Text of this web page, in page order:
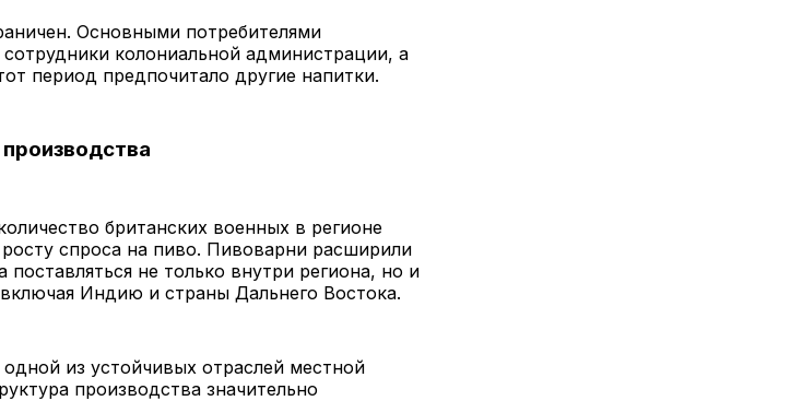
Основными потребителями
колониальной администрации, а
период предпочитало другие напитки.
британских военных в регионе
спроса на пиво. Пивоварни расширили
не только внутри региона, но и
Индию и страны Дальнего Востока.
из устойчивых отраслей местной
производства значительно